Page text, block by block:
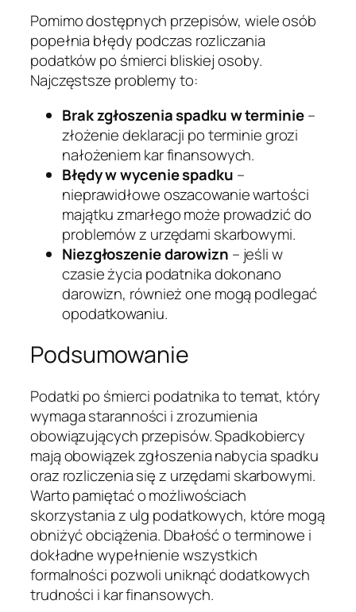
Pomimo dostępnych przepisów, wiele osób
popełnia błędy podczas rozliczania
podatków po śmierci bliskiej osoby.
Najczęstsze problemy to:
Brak zgłoszenia spadku w terminie–
złożenie deklaracji po terminie grozi
nałożeniem kar finansowych.
Błędy w wycenie spadku –
nieprawidłowe oszacowanie wartości
majątku zmarłego może prowadzić do
problemów z urzędami skarbowymi.
Niezgłoszenie darowizn – jeśli w
czasie życia podatnika dokonano
darowizn, również one mogą podlegać
opodatkowaniu.
Podsumowanie
Podatki po śmierci podatnika to temat, który
wymaga staranności i zrozumienia
obowiązujących przepisów. Spadkobiercy
mają obowiązek zgłoszenia nabycia spadku
oraz rozliczenia się z urzędami skarbowymi.
Warto pamiętać o możliwościach
skorzystania z ulg podatkowych, które mogą
obniżyć obciążenia. Dbałość o terminowe i
dokładne wypełnienie wszystkich
formalności pozwoli uniknąć dodatkowych
trudności i kar finansowych.